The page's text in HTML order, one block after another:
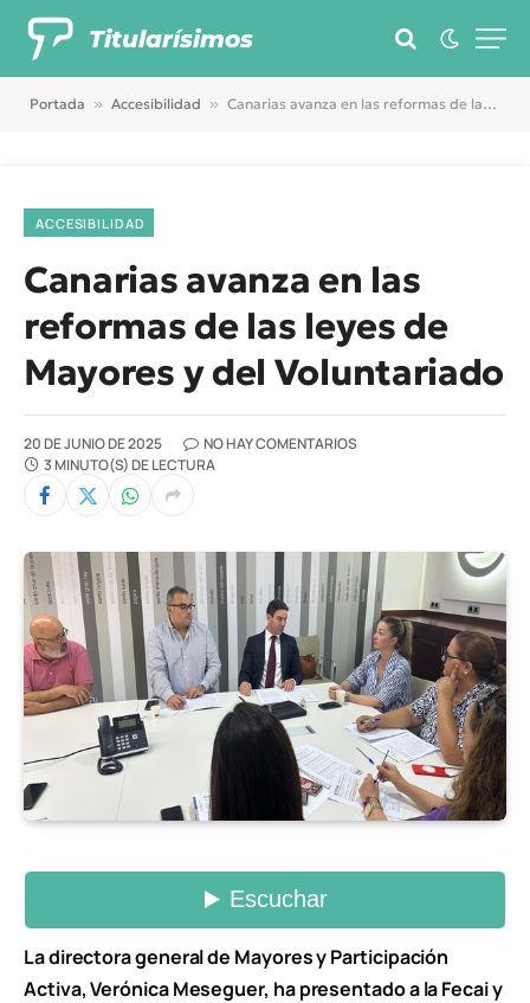
Titularísimos
Portada » Accesibilidad » Canarias avanza en las reformas de las leyes de Mayores y del Voluntariado
ACCESIBILIDAD
Canarias avanza en las
reformas de las leyes de
Mayores y del Voluntariado
20 DE JUNIO DE 2025
NO HAY COMENTARIOS
3 MINUTO(S) DE LECTURA
La directora general de Mayores y Participación
Activa, Verónica Meseguer, ha presentado a la Fecai y